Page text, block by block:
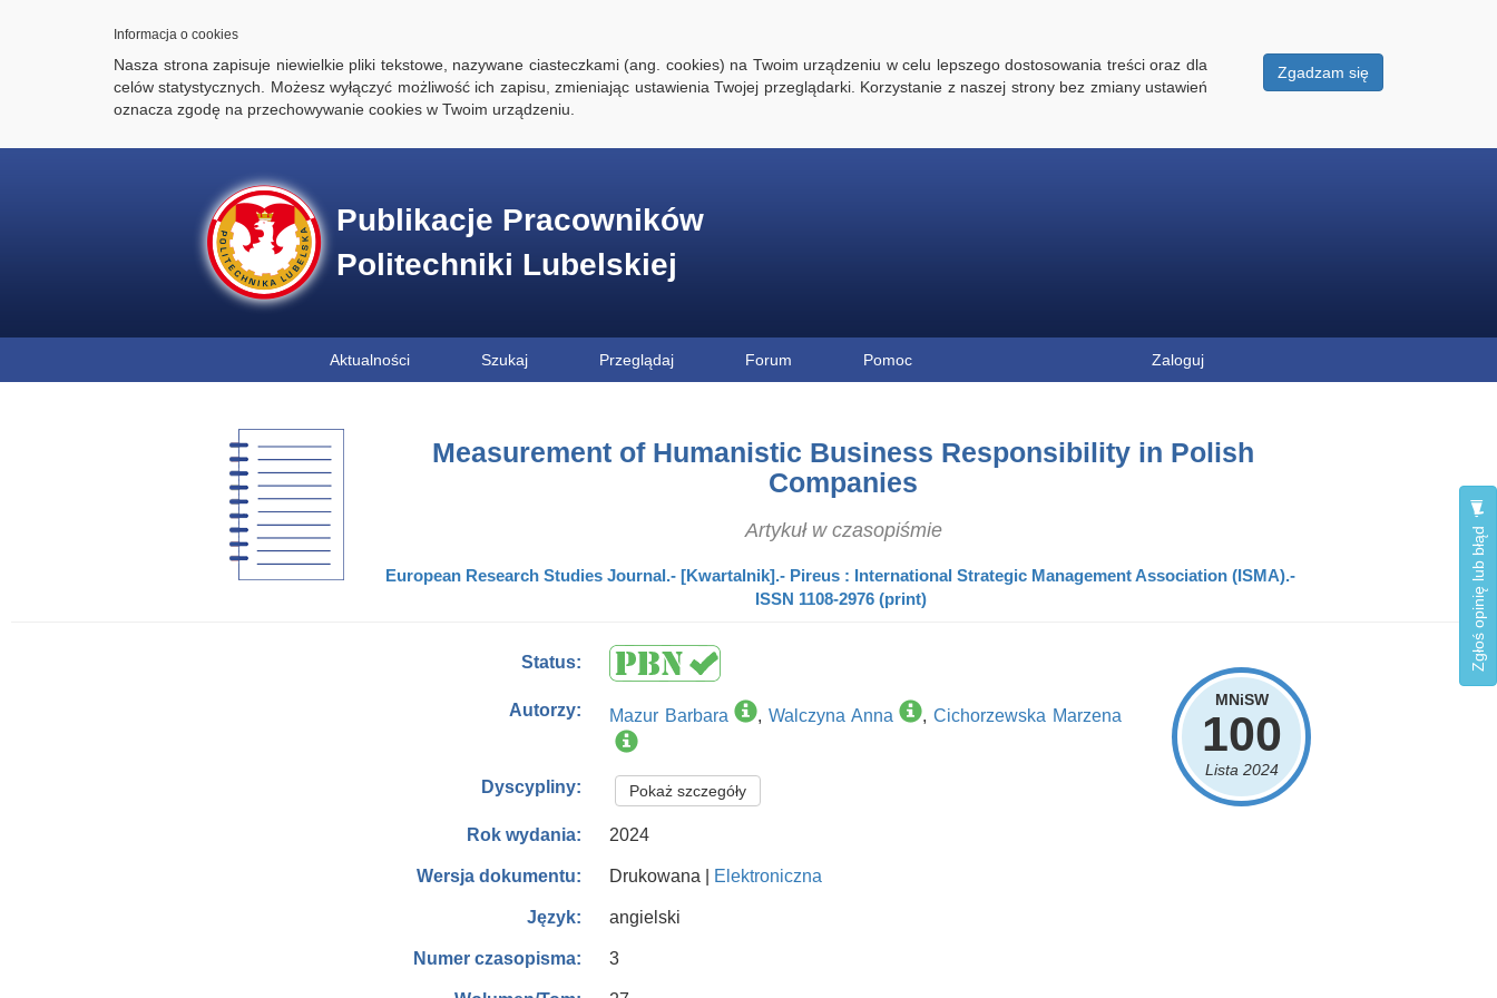
Informacja o cookies
Zgadzam się
Nasza strona zapisuje niewielkie pliki tekstowe, nazywane ciasteczkami (ang. cookies) na Twoim urządzeniu w celu lepszego dostosowania treści oraz dla
celów statystycznych. Możesz wyłączyć możliwość ich zapisu, zmieniając ustawienia Twojej przeglądarki. Korzystanie z naszej strony bez zmiany ustawień
oznacza zgodę na przechowywanie cookies w Twoim urządzeniu.
Publikacje Pracowników
Politechniki Lubelskiej
Aktualności Szukaj Przeglądaj Forum Pomoc Zaloguj
Zgłoś opinię lub błąd
Measurement of Humanistic Business Responsibility in Polish
Companies
Artykuł w czasopiśmie
European Research Studies Journal.- [Kwartalnik].- Pireus : International Strategic Management Association (ISMA).-
ISSN 1108-2976 (print)
MNiSW
100
Lista 2024
Status:
Autorzy: Mazur Barbara , Walczyna Anna , Cichorzewska Marzena
Dyscypliny: Pokaż szczegóły
Rok wydania: 2024
Wersja dokumentu: Drukowana | Elektroniczna
Język: angielski
Numer czasopisma: 3